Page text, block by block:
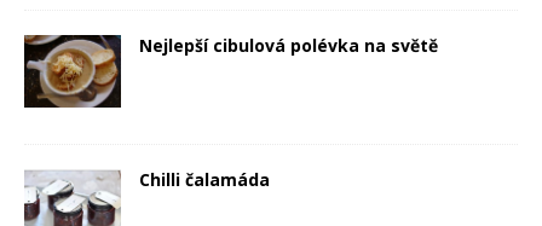
Nejlepší cibulová polévka na světě
Chilli čalamáda